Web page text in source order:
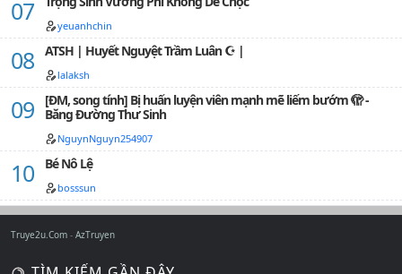
cú nhấp không chút kiêng kỵ mà khóc kêu rên rỉ, em
ba Lăng Hàm thông qua thử thách sinh giành được
th…
yeuanhchin
ATSH | Huyết Nguyệt Trầm Luân ☪ |
lalaksh
[ĐM, song tính] Bị huấn luyện viên mạnh mẽ liếm bướm 🫣 -
Băng Đường Thư Sinh
NguynNguyn254907
Bé Nô Lệ
bosssun
Truye2u.Com AzTruyen